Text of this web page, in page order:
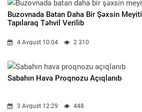
Buzovnada Batan Daha Bir Şəxsin Meyiti
Tapılaraq Təhvil Verilib
4 Avqust 10:04 2 310
Sabahın Hava Proqnozu Açıqlanıb
3 Avqust 12:29 448